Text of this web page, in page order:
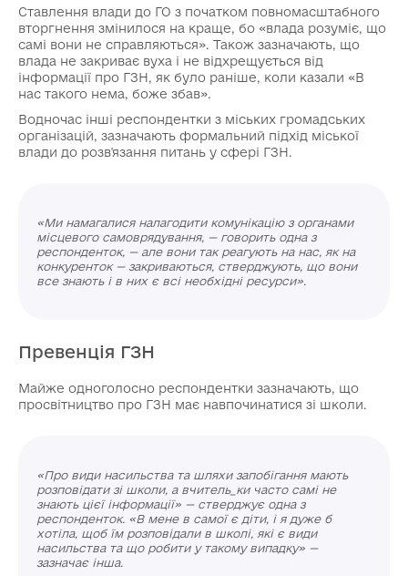
Ставлення влади до ГО з початком повномасштабного
вторгнення змінилося на краще, бо «влада розуміє, що
самі вони не справляються». Також зазначають, що
влада не закриває вуха і не відхрещується від
інформації про ГЗН, як було раніше, коли казали «В
нас такого нема, боже збав».
Водночас інші респондентки з міських громадських
організацій, зазначають формальний підхід міської
влади до розв'язання питань у сфері ГЗН.
«Ми намагалися налагодити комунікацію з органами
місцевого самоврядування, — говорить одна з
респонденток, — але вони так реагують на нас, як на
конкуренток — закриваються, стверджують, що вони
все знають і в них є всі необхідні ресурси».
Превенція ГЗН
Майже одноголосно респондентки зазначають, що
просвітництво про ГЗН має навпочинатися зі школи.
«Про види насильства та шляхи запобігання мають
розповідати зі школи, а вчитель_ки часто самі не
знають цієї інформації» — стверджує одна з
респонденток. «В мене в самої є діти, і я дуже б
хотіла, щоб їм розповідали в школі, які є види
насильства та що робити у такому випадку» —
зазначає інша.